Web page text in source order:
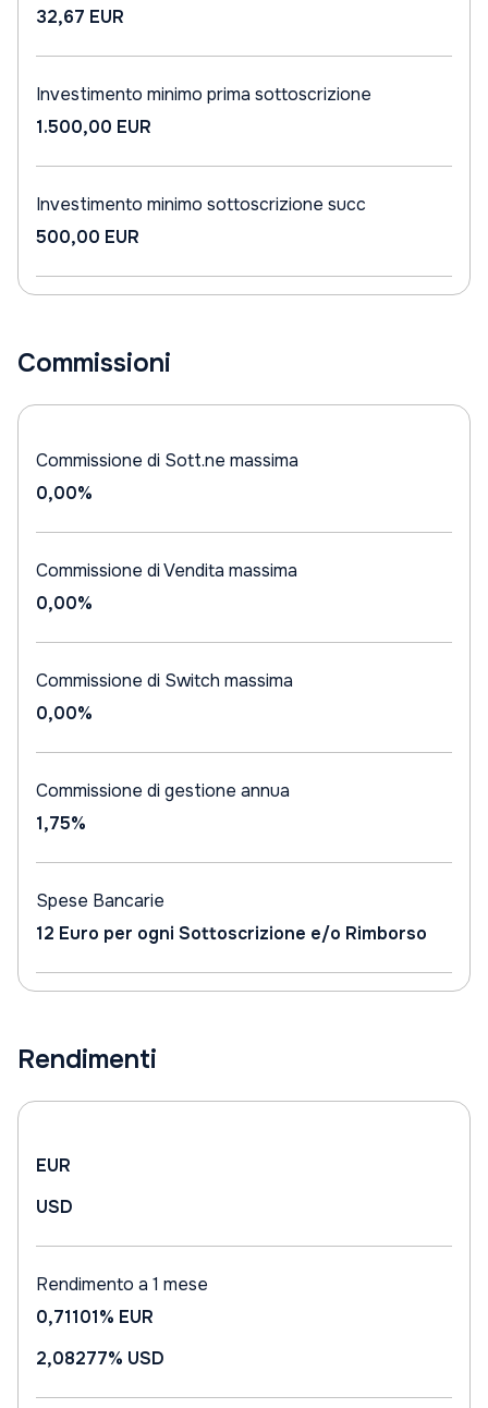
32,67 EUR
Investimento minimo prima sottoscrizione
1.500,00 EUR
Investimento minimo sottoscrizione succ
500,00 EUR
Commissioni
Commissione di Sott.ne massima
0,00%
Commissione di Vendita massima
0,00%
Commissione di Switch massima
0,00%
Commissione di gestione annua
1,75%
Spese Bancarie
12 Euro per ogni Sottoscrizione e/o Rimborso
Rendimenti
EUR
USD
Rendimento a 1 mese
0,71101% EUR
2,08277% USD